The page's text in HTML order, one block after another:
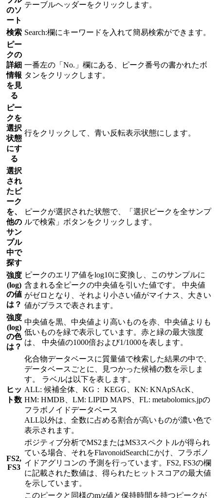
のソ
ート
テーブルヘッダーをクリックします。
検索 Search:欄にキーワードを入れて簡易検索ができます。
ピー
クの
詳細
情報
を見
る
一番左の「No.」欄にある、ピーク番号の書かれたボ
タンをクリックします。
ピー
クを
選択
状態
にす
る
行をクリックして、青い反転表示状態にします。
選択
され
たピ
ーク
を、
他の
サン
プル
中で
探す
ピークが選択された状態で、「選択ピークを全サンプ
ルで検索」ボタンをクリックします。
強度
(log)
の値
は？
ピークのエリア値をlog10に変換し、このサンプルに
含まれる全ピークの中央値を引いた値です。 中央値
がゼロとなり、それより小さい値がマイナス、大きい
値がプラスで表されます。
強度
(log)
の色
は？
中央値を黒、中央値より高いものを赤、中央値よりも
低いものを緑で表示しています。赤と緑の最大強度
は、 中央値の1000倍および1/1000を表します。
ヒッ
ト数
化合物データベースに質量値で検索した結果の中で、
データベースごとに、見つかった候補の数を示しま
す。 ラベルは以下を表します。
ALL: 候補全体、KG： KEGG、KN: KNApSAcK、
HM: HMDB、LM: LIPID MAPS、FL: metabolomics.jpの
フラボノイドデータベース
ALL以外は、全数に占める割合が高いものが濃い色で
表示されます。
FS2,
FS3
ポジティブ分析でMS2またはMS3スペクトルが得られ
ている場合、それをFlavonoidSearchにかけ、フラボノ
イドアグリコンの 予測を行っています。FS2, FS3の欄
に記載された数値は、得られたヒットスコアの最大値
を示しています。
このピークと同様のm/z値と保持時間を持つピークが